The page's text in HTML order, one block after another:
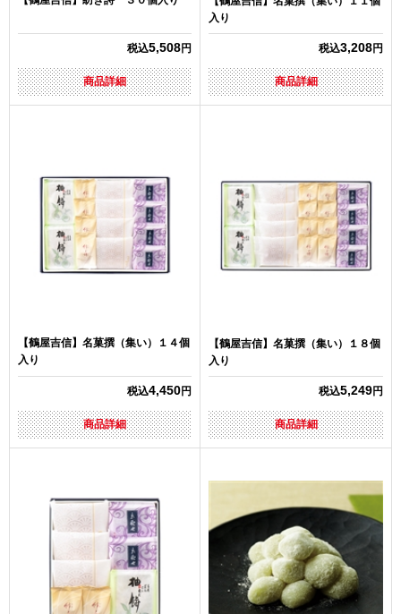
税込5,508円
商品詳細
入り
税込3,208円
商品詳細
【鶴屋吉信】名菓撰（集い）１４個
入り
税込4,450円
商品詳細
【鶴屋吉信】名菓撰（集い）１８個
入り
税込5,249円
商品詳細